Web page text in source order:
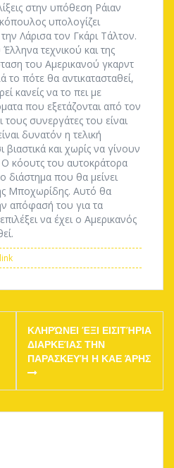
στην υπόθεση Ράιαν
υπολογίζει
Λάρισα τον Γκάρι Τάλτον.
τεχνικού και της
του Αμερικανού γκαρντ
το πότε θα αντικατασταθεί,
κανείς να το πει με
που εξετάζονται από τον
συνεργάτες του είναι
δυνατόν η τελική
και χωρίς να γίνουν
Ο κόουτς του αυτοκράτορα
διάστημα που θα μείνει
Μποχωρίδης. Αυτό θα
απόφασή του για τα
να έχει ο Αμερικανός
ΚΛΗΡΏΝΕΙ ΈΞΙ ΕΙΣΙΤΉΡΙΑ
ΔΙΑΡΚΕΊΑΣ ΤΗΝ
ΠΑΡΑΣΚΕΥΉ Η ΚΑΕ ΆΡΗΣ